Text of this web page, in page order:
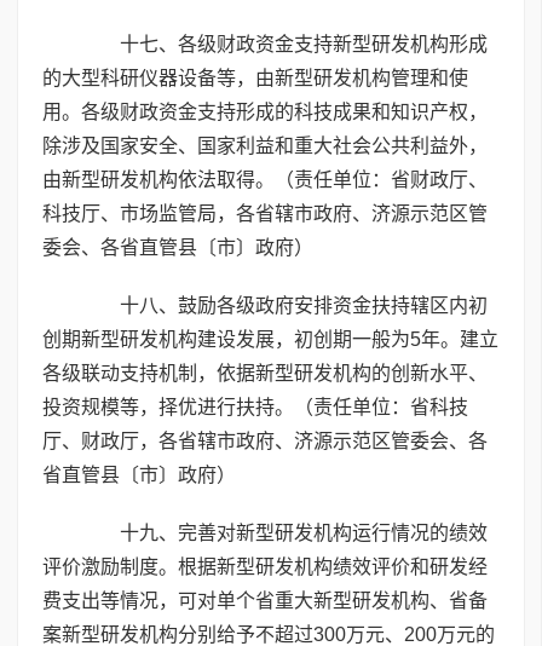
十七、各级财政资金支持新型研发机构形成
的大型科研仪器设备等，由新型研发机构管理和使
用。各级财政资金支持形成的科技成果和知识产权，
除涉及国家安全、国家利益和重大社会公共利益外，
由新型研发机构依法取得。（责任单位：省财政厅、
科技厅、市场监管局，各省辖市政府、济源示范区管
委会、各省直管县〔市〕政府）
十八、鼓励各级政府安排资金扶持辖区内初
创期新型研发机构建设发展，初创期一般为5年。建立
各级联动支持机制，依据新型研发机构的创新水平、
投资规模等，择优进行扶持。（责任单位：省科技
厅、财政厅，各省辖市政府、济源示范区管委会、各
省直管县〔市〕政府）
十九、完善对新型研发机构运行情况的绩效
评价激励制度。根据新型研发机构绩效评价和研发经
费支出等情况，可对单个省重大新型研发机构、省备
案新型研发机构分别给予不超过300万元、200万元的